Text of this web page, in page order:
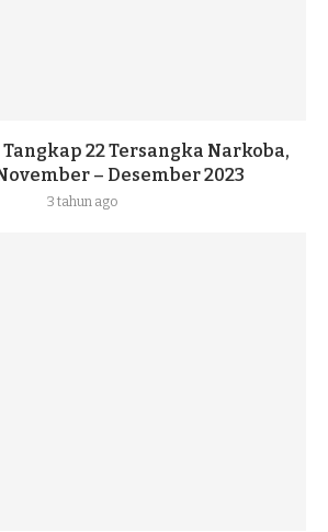
22 Tersangka Narkoba,
– Desember 2023
3 tahun ago